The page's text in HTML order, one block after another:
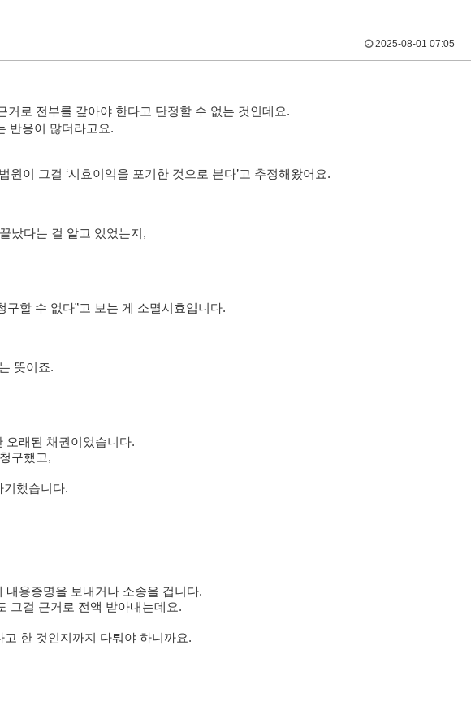
2025-08-01 07:05
로 전부를 갚아야 한다고 단정할 수 없는 것인데요.
반응이 많더라고요.
이 그걸 ‘시효이익을 포기한 것으로 본다’고 추정해왔어요.
났다는 걸 알고 있었는지,
할 수 없다”고 보는 게 소멸시효입니다.
뜻이죠.
오래된 채권이었습니다.
구했고,
기했습니다.
용증명을 보내거나 소송을 겁니다.
그걸 근거로 전액 받아내는데요.
한 것인지까지 다퉈야 하니까요.